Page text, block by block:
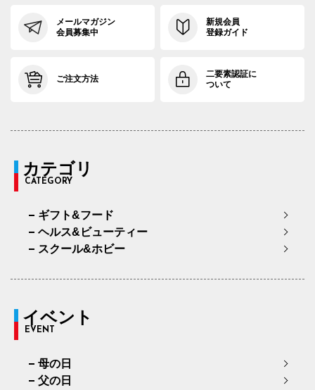
メールマガジン
会員募集中
新規会員
登録ガイド
ご注文方法
二要素認証に
ついて
カテゴリ
CATEGORY
ギフト&フード
ヘルス&ビューティー
スクール&ホビー
イベント
EVENT
母の日
父の日